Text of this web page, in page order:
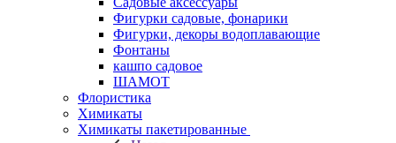
Фигурки садовые, фонарики
Фигурки, декоры водоплавающие
Фонтаны
кашпо садовое
ШАМОТ
Флористика
Химикаты
Химикаты пакетированные